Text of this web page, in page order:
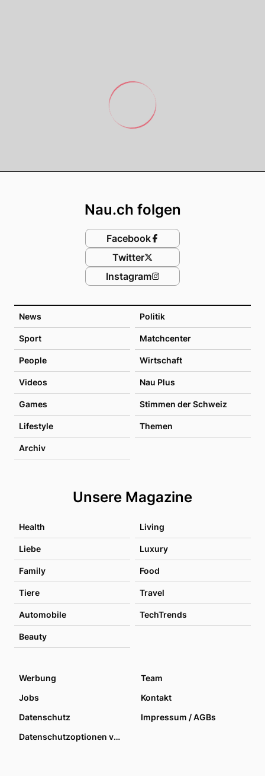
News Politik
Sport Matchcenter
People Wirtschaft
Videos Nau Plus
Games Stimmen der Schweiz
Lifestyle Themen
Archiv
Unsere Magazine
Health Living
Liebe Luxury
Family Food
Tiere Travel
Automobile TechTrends
Beauty
Nau.ch folgen
Facebook
Twitter
Instagram
Werbung
Team
Jobs
Kontakt
Datenschutz
Impressum / AGBs
Datenschutzoptionen verwalten